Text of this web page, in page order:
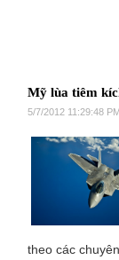
Mỹ lùa tiêm
5/7/2012 11:29:48 PM
theo các